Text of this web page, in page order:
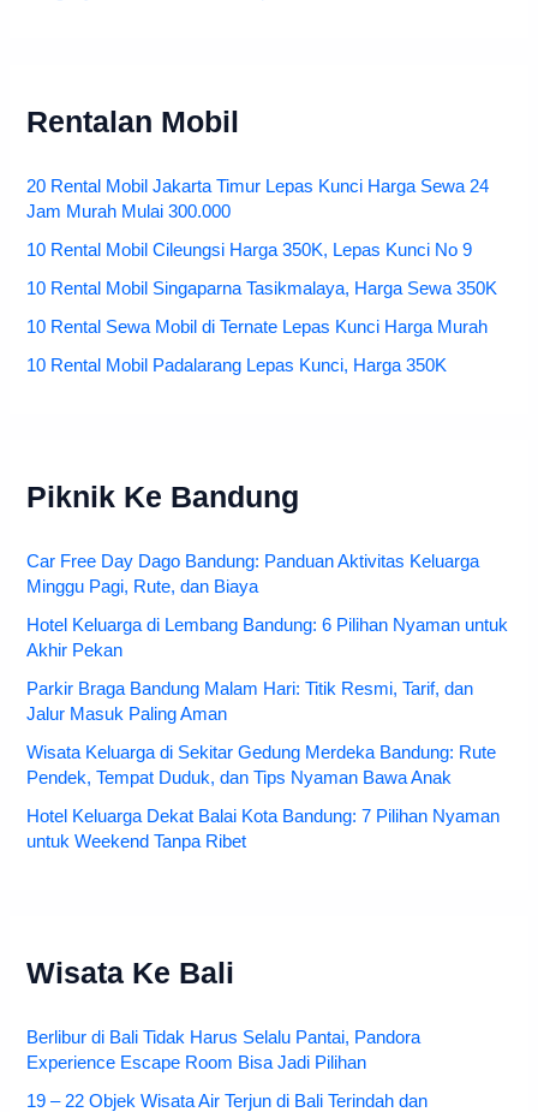
Rentalan Mobil
20 Rental Mobil Jakarta Timur Lepas Kunci Harga Sewa 24
Jam Murah Mulai 300.000
10 Rental Mobil Cileungsi Harga 350K, Lepas Kunci No 9
10 Rental Mobil Singaparna Tasikmalaya, Harga Sewa 350K
10 Rental Sewa Mobil di Ternate Lepas Kunci Harga Murah
10 Rental Mobil Padalarang Lepas Kunci, Harga 350K
Piknik Ke Bandung
Car Free Day Dago Bandung: Panduan Aktivitas Keluarga
Minggu Pagi, Rute, dan Biaya
Hotel Keluarga di Lembang Bandung: 6 Pilihan Nyaman untuk
Akhir Pekan
Parkir Braga Bandung Malam Hari: Titik Resmi, Tarif, dan
Jalur Masuk Paling Aman
Wisata Keluarga di Sekitar Gedung Merdeka Bandung: Rute
Pendek, Tempat Duduk, dan Tips Nyaman Bawa Anak
Hotel Keluarga Dekat Balai Kota Bandung: 7 Pilihan Nyaman
untuk Weekend Tanpa Ribet
Wisata Ke Bali
Berlibur di Bali Tidak Harus Selalu Pantai, Pandora
Experience Escape Room Bisa Jadi Pilihan
19 – 22 Objek Wisata Air Terjun di Bali Terindah dan